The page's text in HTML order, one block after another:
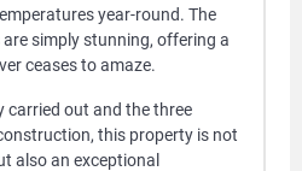
year-round. The
simply stunning, offering a
ceases to amaze.
carried out and the three
this property is not
also an exceptional